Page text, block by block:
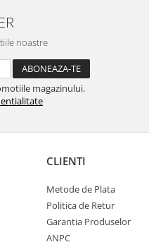
noastre
magazinului.
CLIENTI
Metode de Plata
Politica de Retur
Garantia Produselor
ANPC